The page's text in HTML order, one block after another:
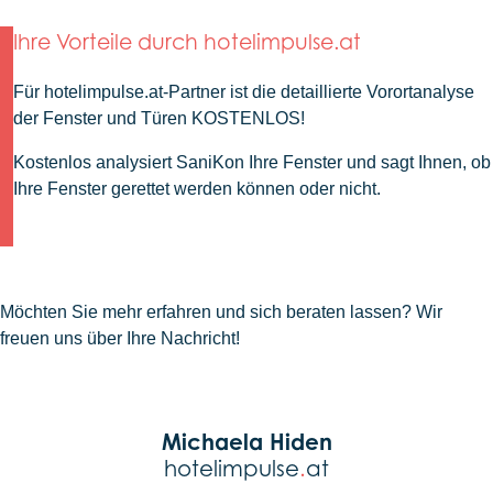
Ihre Vorteile durch hotelimpulse.at
Für hotelimpulse.at-Partner ist die detaillierte Vorortanalyse
der Fenster und Türen KOSTENLOS!
Kostenlos analysiert SaniKon Ihre Fenster und sagt Ihnen, ob
Ihre Fenster gerettet werden können oder nicht.
Möchten Sie mehr erfahren und sich beraten lassen? Wir
freuen uns über Ihre Nachricht!
Michaela Hiden
hotelimpulse.at